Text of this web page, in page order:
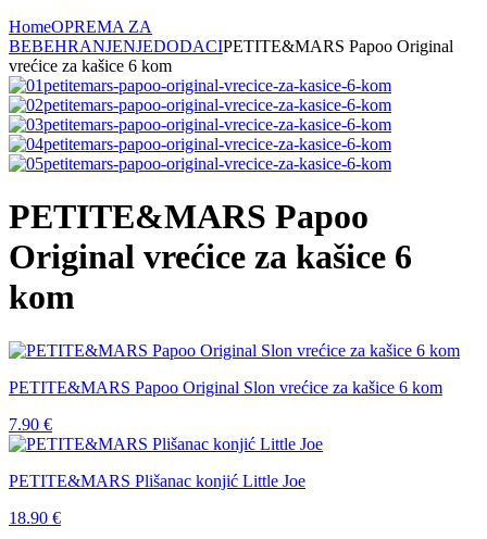
HomeOPREMA ZA
BEBEHRANJENJEDODACIPETITE&MARS Papoo Original
vrećice za kašice 6 kom
PETITE&MARS Papoo
Original vrećice za kašice 6
kom
PETITE&MARS Papoo Original Slon vrećice za kašice 6 kom
7.90 €
PETITE&MARS Plišanac konjić Little Joe
18.90 €